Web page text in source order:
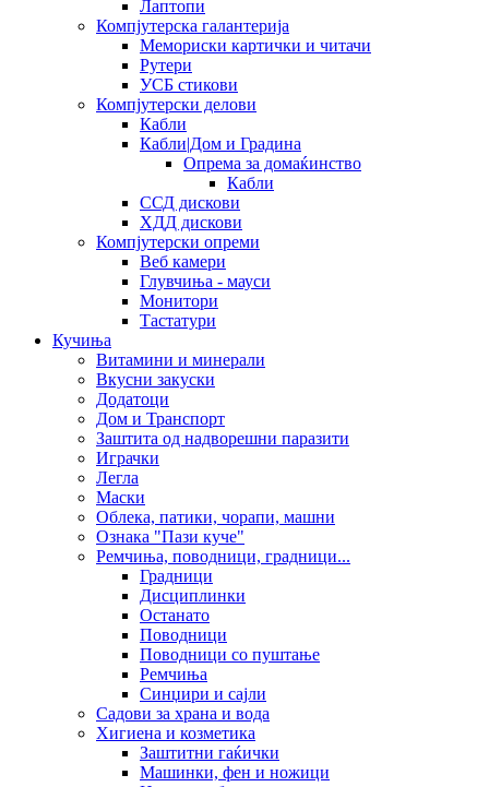
Лаптопи
Компјутерска галантерија
Мемориски картички и читачи
Рутери
УСБ стикови
Компјутерски делови
Кабли
Кабли|Дом и Градина
Опрема за домаќинство
Кабли
ССД дискови
ХДД дискови
Компјутерски опреми
Веб камери
Глувчиња - мауси
Монитори
Тастатури
Кучиња
Витамини и минерали
Вкусни закуски
Додатоци
Дом и Транспорт
Заштита од надворешни паразити
Играчки
Легла
Маски
Облека, патики, чорапи, машни
Ознака "Пази куче"
Ремчиња, поводници, градници...
Градници
Дисциплинки
Останато
Поводници
Поводници со пуштање
Ремчиња
Синџири и сајли
Садови за храна и вода
Хигиена и козметика
Заштитни гаќички
Машинки, фен и ножици